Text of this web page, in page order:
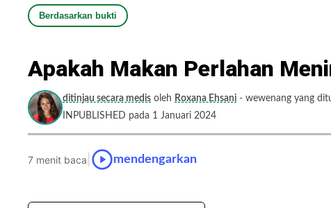
Berdasarkan bukti
Apakah Makan Perlahan
ditinjau secara medis oleh Roxana Ehsani - wewenang yang
INPUBLISHED pada 1 Januari 2024
7 menit baca mendengarkan